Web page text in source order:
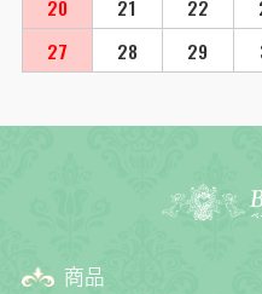
20
21 22
27
28 29
商品